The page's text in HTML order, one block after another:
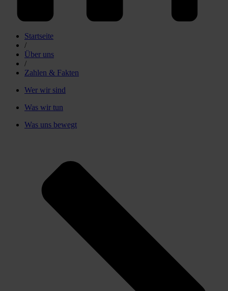
Startseite
/
Über uns
/
Zahlen & Fakten
Wer wir sind
Was wir tun
Was uns bewegt